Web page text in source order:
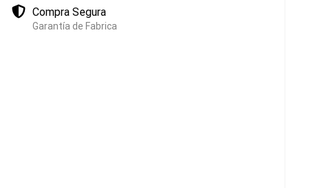
Compra Segura
Garantía de Fabrica